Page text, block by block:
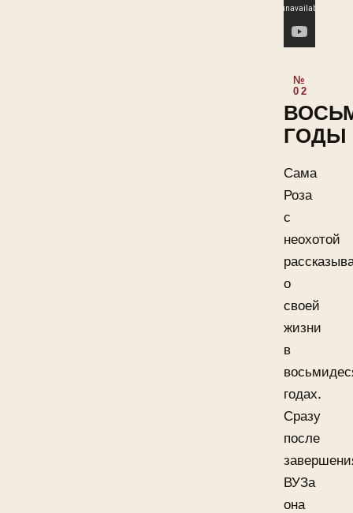
ГОДЫ
Сама
Роза
с
неохотой
о
своей
жизни
в
годах.
Сразу
после
ВУЗа
она